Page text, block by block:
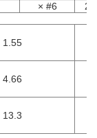
× #6 2
1.55
4.66
13.3